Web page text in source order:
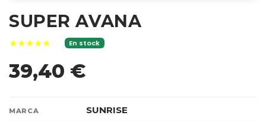
SUPER AVANA
★★★★★ En stock
39,40 €
MARCA SUNRISE